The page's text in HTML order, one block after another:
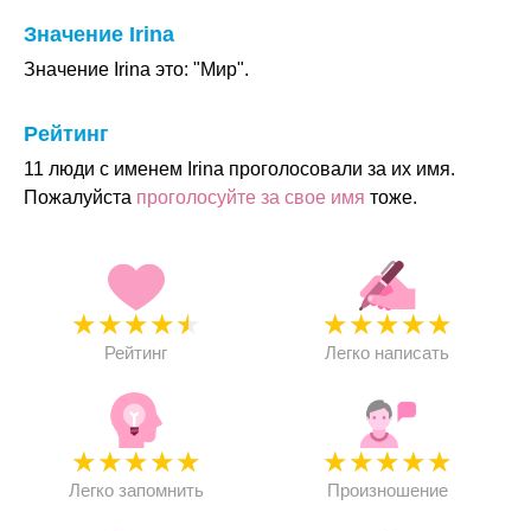
Значение Irina
Значение Irina это: "Мир".
Рейтинг
11 люди с именем Irina проголосовали за их имя.
Пожалуйста проголосуйте за свое имя тоже.
★★★★★
Рейтинг
★★★★★
Легко написать
★★★★★
Легко запомнить
★★★★★
Произношение